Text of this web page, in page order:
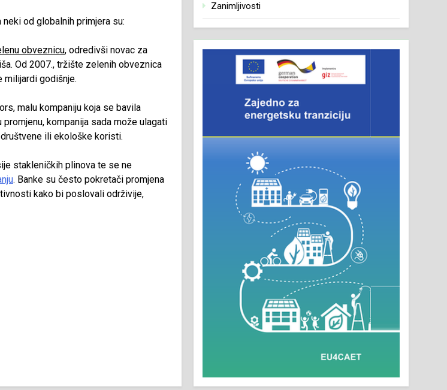
od globalnih primjera su:
obveznicu, odredivši novac za
Od 2007., tržište zelenih obveznica
milijardi godišnje.
malu kompaniju koja se bavila
kompanija sada može ulagati
ili ekološke koristi.
stakleničkih plinova te se ne
. Banke su često pokretači promjena
kako bi poslovali održivije,
Zanimljivosti